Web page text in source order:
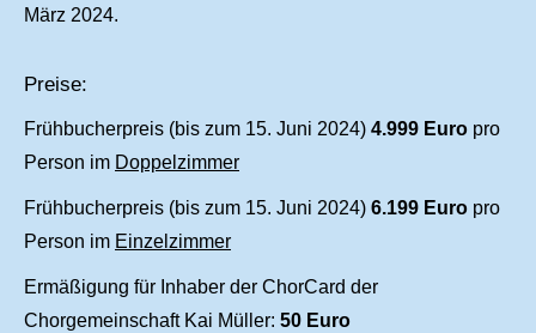
März 2024.
Preise:
Frühbucherpreis (bis zum 15. Juni 2024) 4.999 Euro pro
Person im Doppelzimmer
Frühbucherpreis (bis zum 15. Juni 2024) 6.199 Euro pro
Person im Einzelzimmer
Ermäßigung für Inhaber der ChorCard der
Chorgemeinschaft Kai Müller: 50 Euro